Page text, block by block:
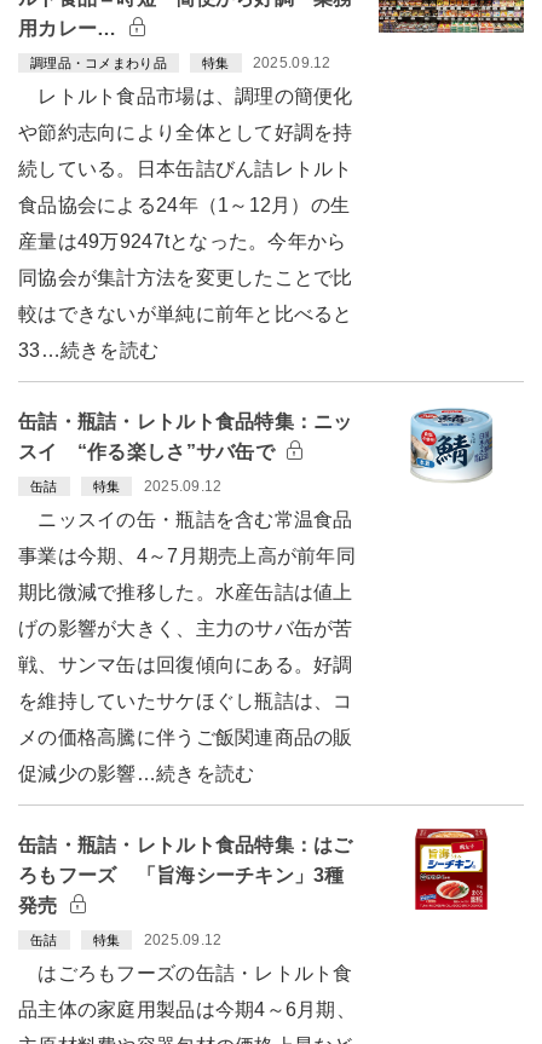
用カレー…
調理品・コメまわり品 特集 2025.09.12
レトルト食品市場は、調理の簡便化
や節約志向により全体として好調を持
続している。日本缶詰びん詰レトルト
食品協会による24年（1～12月）の生
産量は49万9247tとなった。今年から
同協会が集計方法を変更したことで比
較はできないが単純に前年と比べると
33…続きを読む
缶詰・瓶詰・レトルト食品特集：ニッ
スイ “作る楽しさ”サバ缶で
缶詰 特集 2025.09.12
ニッスイの缶・瓶詰を含む常温食品
事業は今期、4～7月期売上高が前年同
期比微減で推移した。水産缶詰は値上
げの影響が大きく、主力のサバ缶が苦
戦、サンマ缶は回復傾向にある。好調
を維持していたサケほぐし瓶詰は、コ
メの価格高騰に伴うご飯関連商品の販
促減少の影響…続きを読む
缶詰・瓶詰・レトルト食品特集：はご
ろもフーズ 「旨海シーチキン」3種
発売
缶詰 特集 2025.09.12
はごろもフーズの缶詰・レトルト食
品主体の家庭用製品は今期4～6月期、